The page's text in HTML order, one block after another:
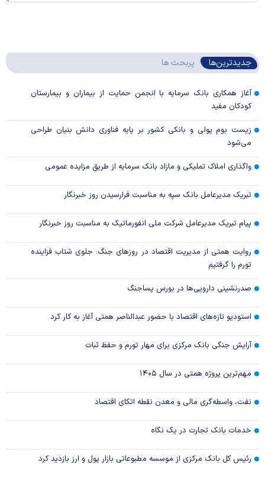
جدیدترین‌ها پربحث ها
آغاز همکاری بانک سرمایه با انجمن حمایت از بیماران و بیمارستان
کودکان مفید
زیست بوم پولی و بانکی کشور بر پایه فناوری دانش بنیان طراحی
می‌شود
واگذاری املاک تملیکی و مازاد بانک سرمایه از طریق مزایده عمومی
تبریک مدیرعامل بانک سپه به مناسبت فرارسیدن روز خبرنگار
پیام تبریک مدیرعامل شرکت ملی انفورماتیک به مناسبت روز خبرنگار
روایت همتی از مدیریت اقتصاد در روزهای جنگ: جلوی شتاب فزاینده
تورم را گرفتیم
صدرنشینی دارویی‌ها در بورس پساجنگ
استودیو تازه‌های اقتصاد با حضور عبدالناصر همتی آغاز به کار کرد
آرایش جنگی بانک مرکزی برای مهار تورم و حفظ ثبات
مهم‌ترین پروژه همتی در سال ۱۴۰۵
نفت، واسطه‌گری مالی و معدن نقطه اتکای اقتصاد
خدمات بانک تجارت در یک نگاه
رئیس کل بانک مرکزی از موسسه مطبوعاتی بازار پول و ارز بازدید کرد